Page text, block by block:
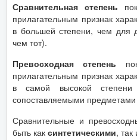
Сравнительная степень
прилагательным признак
в большей степени, чем для
чем тот).
Превосходная степень
прилагательным признак
в самой высокой
сопоставляемыми
Сравнительные и
быть как синтетическими, так